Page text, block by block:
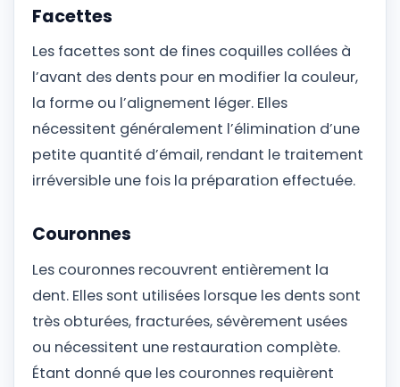
Facettes
Les facettes sont de fines coquilles collées à
l’avant des dents pour en modifier la couleur,
la forme ou l’alignement léger. Elles
nécessitent généralement l’élimination d’une
petite quantité d’émail, rendant le traitement
irréversible une fois la préparation effectuée.
Couronnes
Les couronnes recouvrent entièrement la
dent. Elles sont utilisées lorsque les dents sont
très obturées, fracturées, sévèrement usées
ou nécessitent une restauration complète.
Étant donné que les couronnes requièrent